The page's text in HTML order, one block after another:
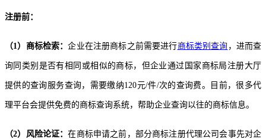
注册前：
（1）商标检索：企业在注册商标之前需要进行商标类别查询 ，进而查
询同类别是否有相同或相似的商标，但企业通过国家商标局注册大厅
提供的查询服务查询，需要缴纳120元/件/次的查询费。目前，很多代
理平台会提供免费的商标查询系统，帮助企业查询以往的商标信息。
（2）风险论证：在商标申请之前，部分商标注册代理公司会事先对企